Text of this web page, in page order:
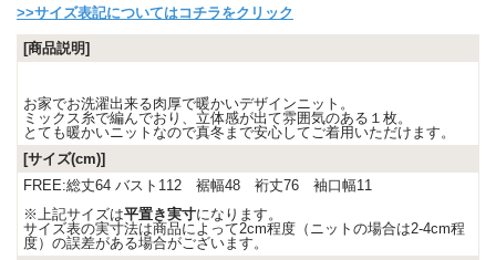
>>サイズ表記についてはコチラをクリック
[商品説明]
お家でお洗濯出来る肉厚で暖かいデザインニット。
ミックス糸で編んでおり、立体感が出て雰囲気のある１枚。
とても暖かいニットなので真冬まで安心してご着用いただけます。
[サイズ(cm)]
FREE:総丈64 バスト112 裾幅48 裄丈76 袖口幅11
※上記サイズは平置き実寸になります。
サイズ表の実寸法は商品によって2cm程度（ニットの場合は2-4cm程
度）の誤差がある場合がございます。